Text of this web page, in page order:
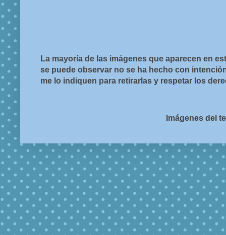
La mayoría de las imágenes que aparecen en
se puede observar no se ha hecho con
me lo indiquen para retirarlas y respetar los
Imágenes del